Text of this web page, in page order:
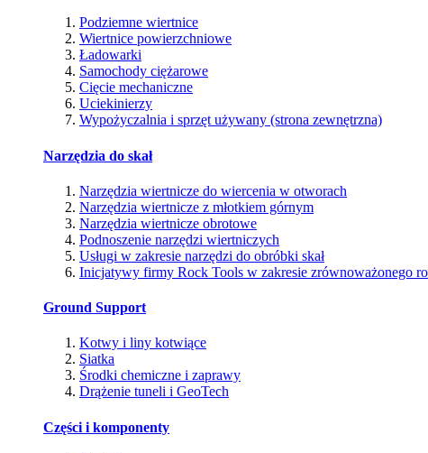
Podziemne wiertnice
Wiertnice powierzchniowe
Ładowarki
Samochody ciężarowe
Cięcie mechaniczne
Uciekinierzy
Wypożyczalnia i sprzęt używany (strona zewnętrzna)
Narzędzia do skał
Narzędzia wiertnicze do wiercenia w otworach
Narzędzia wiertnicze z młotkiem górnym
Narzędzia wiertnicze obrotowe
Podnoszenie narzędzi wiertniczych
Usługi w zakresie narzędzi do obróbki skał
Inicjatywy firmy Rock Tools w zakresie zrównoważonego
Ground Support
Kotwy i liny kotwiące
Siatka
Środki chemiczne i zaprawy
Drążenie tuneli i GeoTech
Części i komponenty